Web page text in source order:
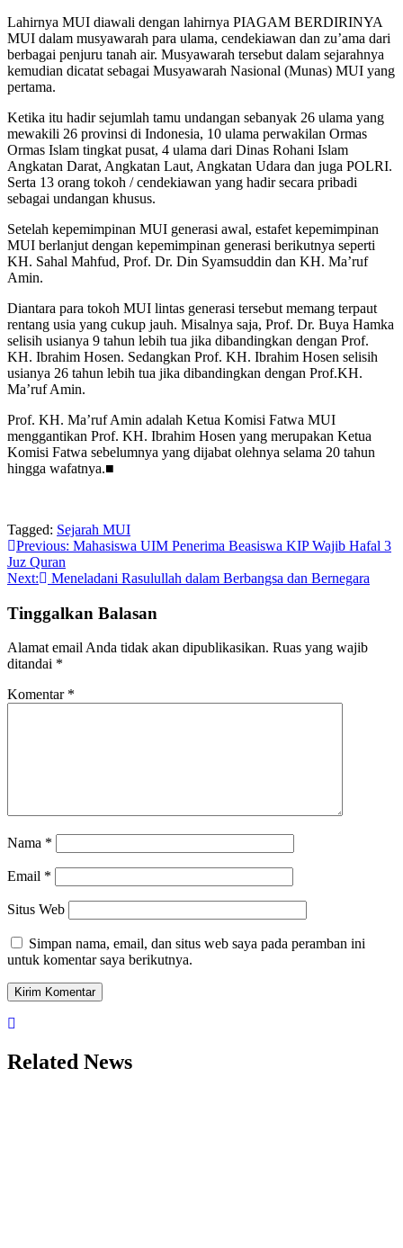
Lahirnya MUI diawali dengan lahirnya PIAGAM BERDIRINYA
MUI dalam musyawarah para ulama, cendekiawan dan zu’ama dari
berbagai penjuru tanah air. Musyawarah tersebut dalam sejarahnya
kemudian dicatat sebagai Musyawarah Nasional (Munas) MUI yang
pertama.
Ketika itu hadir sejumlah tamu undangan sebanyak 26 ulama yang
mewakili 26 provinsi di Indonesia, 10 ulama perwakilan Ormas
Ormas Islam tingkat pusat, 4 ulama dari Dinas Rohani Islam
Angkatan Darat, Angkatan Laut, Angkatan Udara dan juga POLRI.
Serta 13 orang tokoh / cendekiawan yang hadir secara pribadi
sebagai undangan khusus.
Setelah kepemimpinan MUI generasi awal, estafet kepemimpinan
MUI berlanjut dengan kepemimpinan generasi berikutnya seperti
KH. Sahal Mahfud, Prof. Dr. Din Syamsuddin dan KH. Ma’ruf
Amin.
Diantara para tokoh MUI lintas generasi tersebut memang terpaut
rentang usia yang cukup jauh. Misalnya saja, Prof. Dr. Buya Hamka
selisih usianya 9 tahun lebih tua jika dibandingkan dengan Prof.
KH. Ibrahim Hosen. Sedangkan Prof. KH. Ibrahim Hosen selisih
usianya 26 tahun lebih tua jika dibandingkan dengan Prof.KH.
Ma’ruf Amin.
Prof. KH. Ma’ruf Amin adalah Ketua Komisi Fatwa MUI
menggantikan Prof. KH. Ibrahim Hosen yang merupakan Ketua
Komisi Fatwa sebelumnya yang dijabat olehnya selama 20 tahun
hingga wafatnya.■
Tagged: Sejarah MUI
Navigasi
pos
Previous: Mahasiswa UIM Penerima Beasiswa KIP Wajib Hafal 3
Juz Quran
Next:
Meneladani Rasulullah dalam Berbangsa dan Bernegara
Tinggalkan Balasan
Alamat email Anda tidak akan dipublikasikan. Ruas yang wajib
ditandai *
Komentar *
Nama *
Email *
Situs Web
Simpan nama, email, dan situs web saya pada peramban ini
untuk komentar saya berikutnya.
Related News